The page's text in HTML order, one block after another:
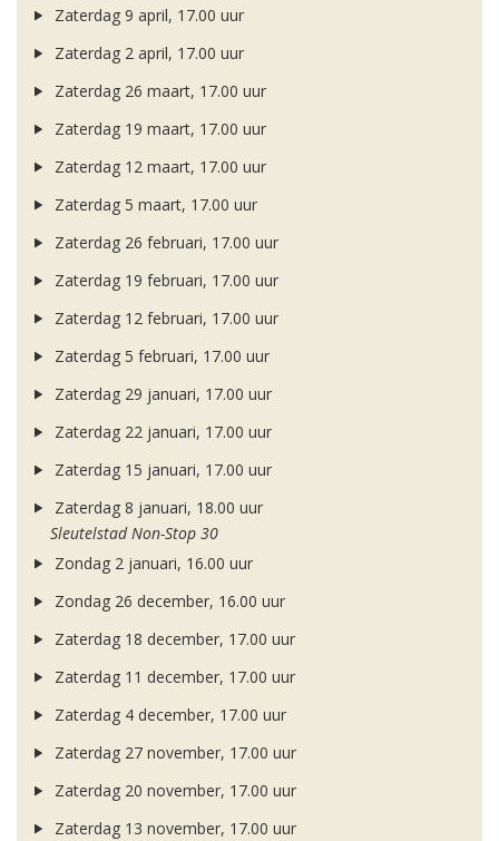
Zaterdag 9 april, 17.00 uur
Zaterdag 2 april, 17.00 uur
Zaterdag 26 maart, 17.00 uur
Zaterdag 19 maart, 17.00 uur
Zaterdag 12 maart, 17.00 uur
Zaterdag 5 maart, 17.00 uur
Zaterdag 26 februari, 17.00 uur
Zaterdag 19 februari, 17.00 uur
Zaterdag 12 februari, 17.00 uur
Zaterdag 5 februari, 17.00 uur
Zaterdag 29 januari, 17.00 uur
Zaterdag 22 januari, 17.00 uur
Zaterdag 15 januari, 17.00 uur
Zaterdag 8 januari, 18.00 uur
Sleutelstad Non-Stop 30
Zondag 2 januari, 16.00 uur
Zondag 26 december, 16.00 uur
Zaterdag 18 december, 17.00 uur
Zaterdag 11 december, 17.00 uur
Zaterdag 4 december, 17.00 uur
Zaterdag 27 november, 17.00 uur
Zaterdag 20 november, 17.00 uur
Zaterdag 13 november, 17.00 uur